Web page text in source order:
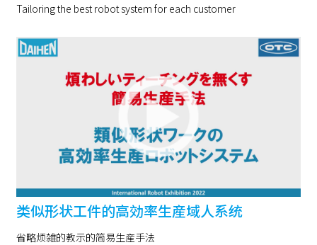
Tailoring the best robot system for each customer
类似形状工件的高効率生産域人系统
省略烦雑的教示的简易生産手法